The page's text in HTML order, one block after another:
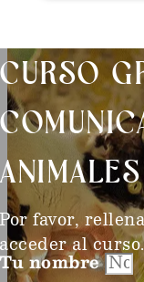
CURSO
ANIMALES
Por favor,
acceder al curso.
Tu nombre